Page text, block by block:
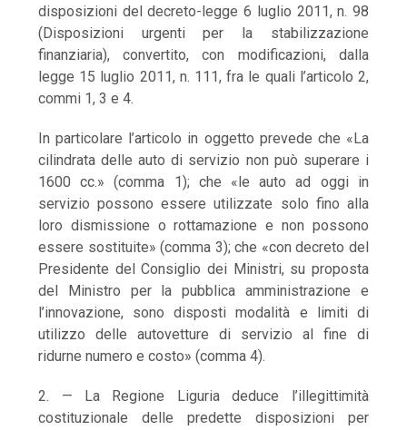
disposizioni del decreto-legge 6 luglio 2011, n. 98
(Disposizioni urgenti per la stabilizzazione
finanziaria), convertito, con modificazioni, dalla
legge 15 luglio 2011, n. 111, fra le quali l’articolo 2,
commi 1, 3 e 4.
In particolare l’articolo in oggetto prevede che «La
cilindrata delle auto di servizio non può superare i
1600 cc.» (comma 1); che «le auto ad oggi in
servizio possono essere utilizzate solo fino alla
loro dismissione o rottamazione e non possono
essere sostituite» (comma 3); che «con decreto del
Presidente del Consiglio dei Ministri, su proposta
del Ministro per la pubblica amministrazione e
l’innovazione, sono disposti modalità e limiti di
utilizzo delle autovetture di servizio al fine di
ridurne numero e costo» (comma 4).
2. — La Regione Liguria deduce l’illegittimità
costituzionale delle predette disposizioni per